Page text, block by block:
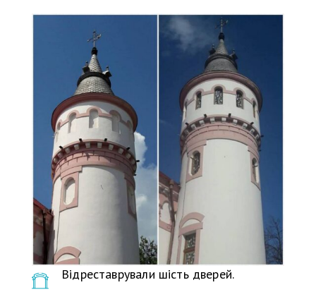
Відреставрували шість дверей.